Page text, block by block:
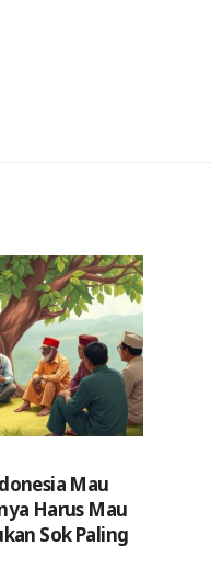
Mau
Harus Mau
Sok Paling